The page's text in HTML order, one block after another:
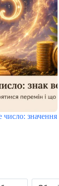
число: значення